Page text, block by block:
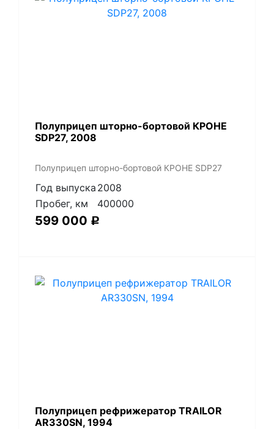
Полуприцеп шторно-бортовой КРОНЕ
SDP27, 2008
Полуприцеп шторно-бортовой КРОНЕ SDP27
Год выпуска 2008
Пробег, км
400000
599 000 Р
Полуприцеп рефрижератор TRAILOR
AR330SN, 1994